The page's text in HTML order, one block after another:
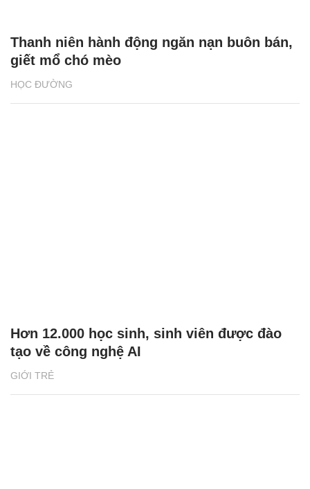
HỌC ĐƯỜNG
Thanh niên hành động ngăn nạn buôn bán,
giết mổ chó mèo
GIỚI TRẺ
Hơn 12.000 học sinh, sinh viên được đào
tạo về công nghệ AI